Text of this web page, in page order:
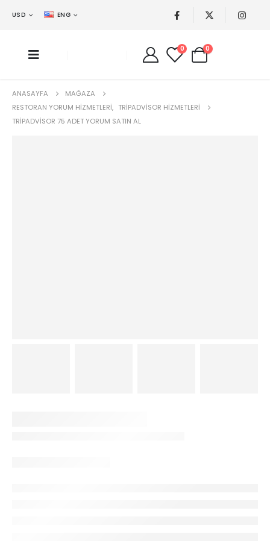
USD ENG
0 0
ANASAYFA
MAĞAZA
RESTORAN YORUM HIZMETLERI, TRIPADVISOR HIZMETLERI
TRIPADVISOR 75 ADET YORUM SATIN AL